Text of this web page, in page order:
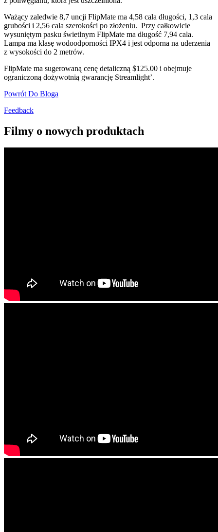
Ważący zaledwie 8,7 uncji FlipMate ma 4,58 cala długości, 1,3 cala
grubości i 2,56 cala szerokości po złożeniu. Przy całkowicie
wysuniętym pasku świetlnym FlipMate ma długość 7,94 cala.
Lampa ma klasę wodoodporności IPX4 i jest odporna na uderzenia
z wysokości do 2 metrów.
FlipMate ma sugerowaną cenę detaliczną $125.00 i obejmuje
ograniczoną dożywotnią gwarancję Streamlight’.
Powrót Do Bloga
Feedback
Filmy o nowych produktach